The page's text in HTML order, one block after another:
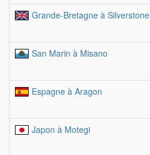
Grande-Bretagne à Silverstone
San Marin à Misano
Espagne à Aragon
Japon à Motegi